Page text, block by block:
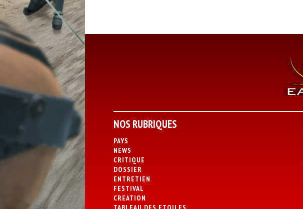
NOS RUBRIQUES
PAYS
NEWS
CRITIQUE
DOSSIER
ENTRETIEN
FESTIVAL
CREATION